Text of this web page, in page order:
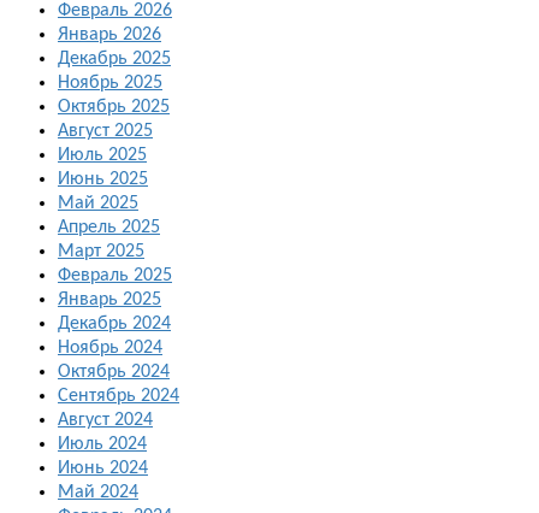
Февраль 2026
Январь 2026
Декабрь 2025
Ноябрь 2025
Октябрь 2025
Август 2025
Июль 2025
Июнь 2025
Май 2025
Апрель 2025
Март 2025
Февраль 2025
Январь 2025
Декабрь 2024
Ноябрь 2024
Октябрь 2024
Сентябрь 2024
Август 2024
Июль 2024
Июнь 2024
Май 2024